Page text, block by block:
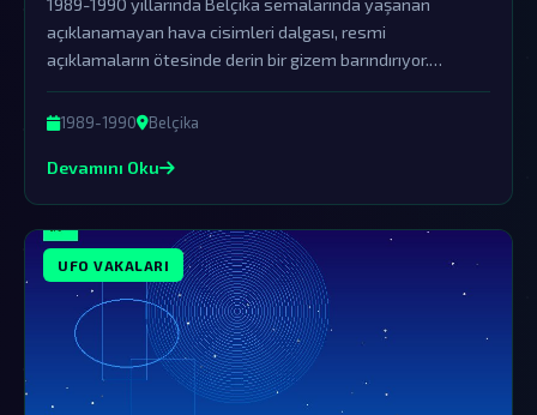
1989-1990 yıllarında Belçika semalarında yaşanan
açıklanamayan hava cisimleri dalgası, resmi
açıklamaların ötesinde derin bir gizem barındırıyor.
Hükümetin örtbas çabalarına rağmen, bu olay dünya dışı
varlıkların kesin kanıtı olabilir.
1989-1990 Belçika
Devamını Oku
UFO VAKALARI